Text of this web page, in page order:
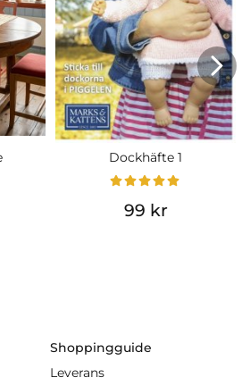
Dockhäfte 1
99 kr
Shoppingguide
Leverans